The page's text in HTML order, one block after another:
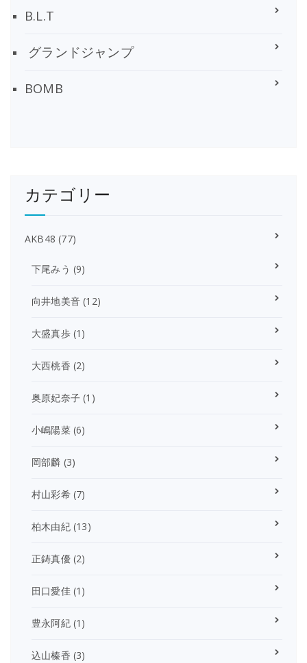
B.L.T
グランドジャンプ
BOMB
カテゴリー
AKB48 (77)
下尾みう (9)
向井地美音 (12)
大盛真歩(1)
大西桃香 (2)
奥原妃奈子 (1)
小嶋陽菜(6)
岡部麟 (3)
村山彩希(7)
柏木由紀(13)
正鋳真優(2)
田口愛佳(1)
豊永阿紀(1)
込山榛香 (3)